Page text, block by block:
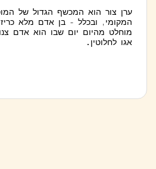
ערן צור הוא המכשף הגדול של
המקומי, ובכלל - בן אדם מלא
מוחלט מהיום יום שבו הוא אדם
אגו לחלוטין.